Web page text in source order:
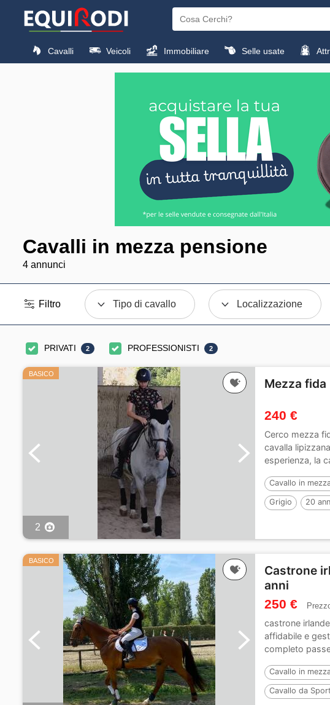
Cavalli Veicoli Immobiliare Selle usate
Cavalli in mezza pensione
4 annunci
Filtro Tipo di cavallo Localizzazione
PRIVATI 2 PROFESSIONISTI 2
BASICO
2
Mezza fida
240 €
Cerco mezza
cavalla
esperienza, la
Cavallo in
Grigio 20
BASICO
Castrone
anni
250 €
castrone
affidabile e
completo
Cavallo in
Cavallo da